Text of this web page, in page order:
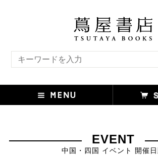
EVENT
中国・四国 イベント 開催